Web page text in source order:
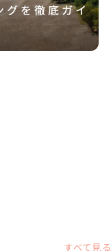
グを徹底ガイ
すべて見る